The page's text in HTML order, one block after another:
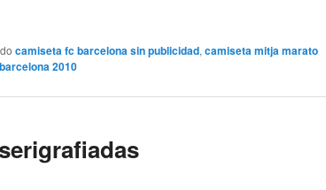
camiseta fc barcelona sin publicidad,camiseta mitja marato
2010